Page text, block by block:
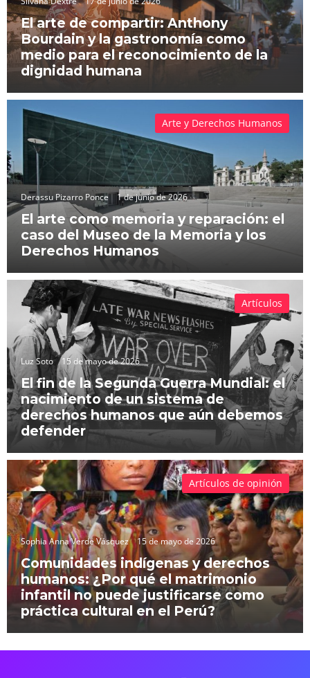
El arte de compartir: Anthony
Bourdain y la gastronomía como
medio para el reconocimiento de la
dignidad humana
Derassu Pizarro Ponce 1 de junio de 2026
El arte como memoria y reparación: el
caso del Museo de la Memoria y los
Derechos Humanos
Arte y Derechos Humanos
Luz Soto 15 de mayo de 2026
El fin de la Segunda Guerra Mundial: el
nacimiento de un sistema de
derechos humanos que aún debemos
defender
Artículos
Sophia Anna Verde Vásquez 15 de mayo de 2026
Comunidades indígenas y derechos
humanos: ¿Por qué el matrimonio
infantil no puede justificarse como
práctica cultural en el Perú?
Artículos de opinión